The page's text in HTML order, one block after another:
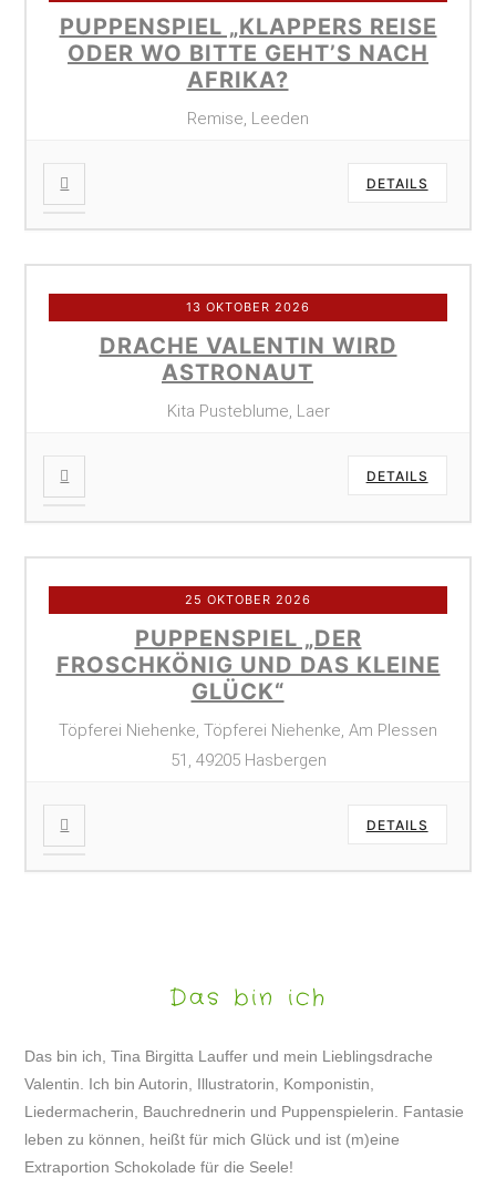
PUPPENSPIEL „KLAPPERS REISE
ODER WO BITTE GEHT’S NACH
AFRIKA?
Remise, Leeden
DETAILS
13 OKTOBER 2026
DRACHE VALENTIN WIRD
ASTRONAUT
Kita Pusteblume, Laer
DETAILS
25 OKTOBER 2026
PUPPENSPIEL „DER
FROSCHKÖNIG UND DAS KLEINE
GLÜCK“
Töpferei Niehenke, Töpferei Niehenke, Am Plessen
51, 49205 Hasbergen
DETAILS
Das bin ich
Das bin ich, Tina Birgitta Lauffer und mein Lieblingsdrache
Valentin. Ich bin Autorin, Illustratorin, Komponistin,
Liedermacherin, Bauchrednerin und Puppenspielerin. Fantasie
leben zu können, heißt für mich Glück und ist (m)eine
Extraportion Schokolade für die Seele!